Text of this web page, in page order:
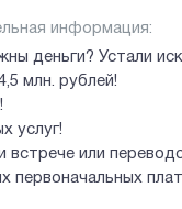
информация:
деньги? Устали
млн. рублей!
услуг!
встрече или
первоначальных